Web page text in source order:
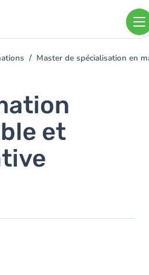
Master de spécialisation en
et